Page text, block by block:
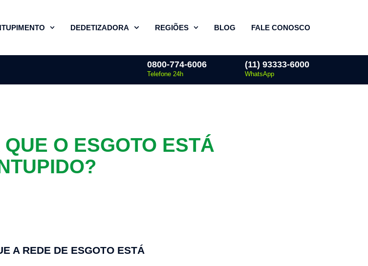
DEDETIZADORA REGIÕES BLOG FALE CONOSCO
0800-774-6006
Telefone 24h
(11) 93333-6000
WhatsApp
O ESGOTO ESTÁ
A REDE DE ESGOTO ESTÁ